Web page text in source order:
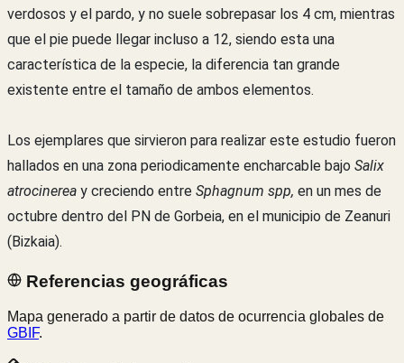
verdosos y el pardo, y no suele sobrepasar los 4 cm, mientras
que el pie puede llegar incluso a 12, siendo esta una
característica de la especie, la diferencia tan grande
existente entre el tamaño de ambos elementos.
Los ejemplares que sirvieron para realizar este estudio fueron
hallados en una zona periodicamente encharcable bajo Salix
atrocinerea y creciendo entre Sphagnum spp, en un mes de
octubre dentro del PN de Gorbeia, en el municipio de Zeanuri
(Bizkaia).
Referencias geográficas
Mapa generado a partir de datos de ocurrencia globales de
GBIF.